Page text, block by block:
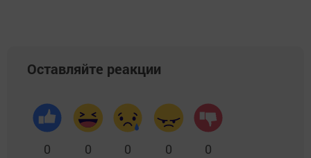
Оставляйте реакции
0 0 0 0 0